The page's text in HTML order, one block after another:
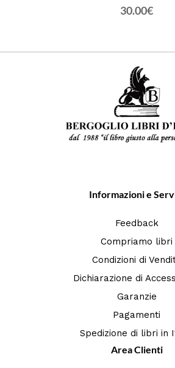
30.00€
Informazioni e
Feedback
Compriamo libri
Condizioni di
Dichiarazione di
Garanzie
Pagamenti
Spedizione di libri in
Area Clienti